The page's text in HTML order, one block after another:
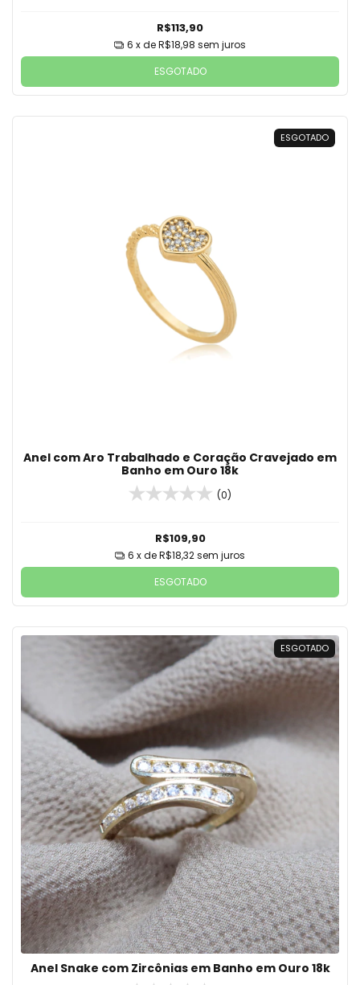
R$113,90
6 x deR$18,98 sem juros
ESGOTADO
ESGOTADO
Anel com Aro Trabalhado e Coração Cravejado em
Banho em Ouro 18k
(0)
R$109,90
6 x deR$18,32sem juros
ESGOTADO
ESGOTADO
Anel Snake com Zircônias em Banho em Ouro 18k